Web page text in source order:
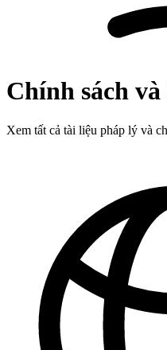
Chính sách
Xem tất cả tài liệu pháp lý và